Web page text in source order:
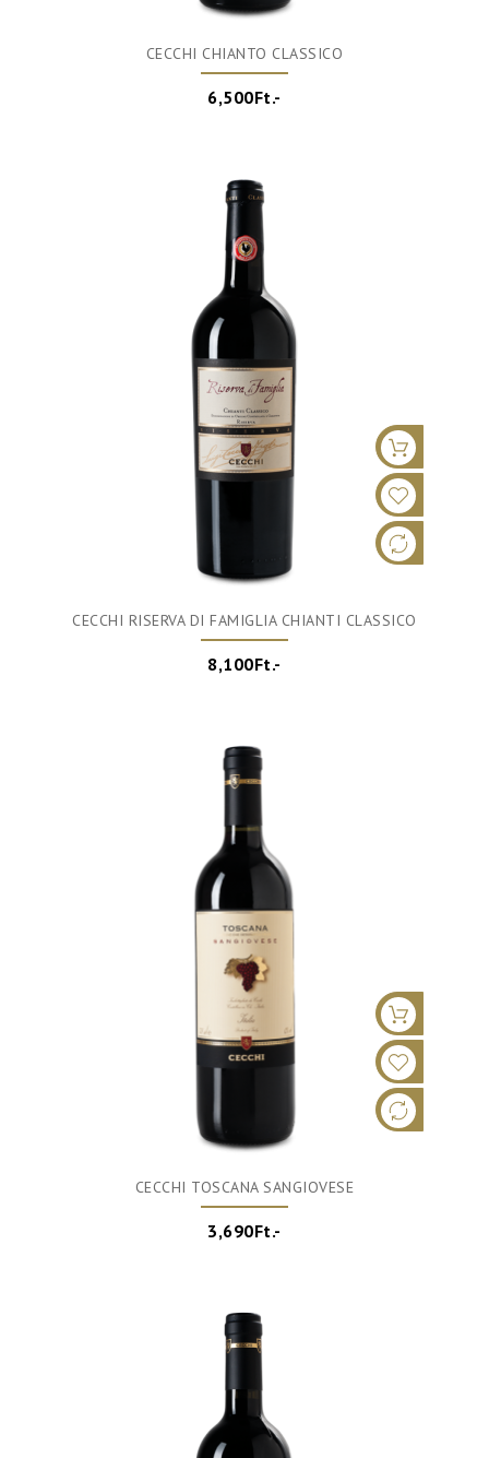
CECCHI CHIANTO CLASSICO
6,500Ft.-
CECCHI RISERVA DI FAMIGLIA CHIANTI CLASSICO
8,100Ft.-
CECCHI TOSCANA SANGIOVESE
3,690Ft.-